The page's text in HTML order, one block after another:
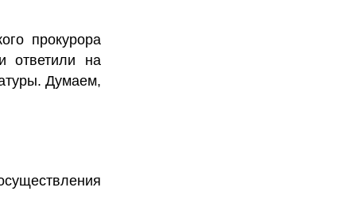
прокурора
ответили на
Думаем,